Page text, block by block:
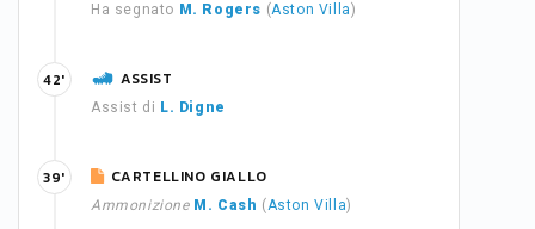
Ha segnato M. Rogers (Aston Villa)
ASSIST
Assist di L. Digne
42'
CARTELLINO GIALLO
Ammonizione M. Cash (Aston Villa)
39'